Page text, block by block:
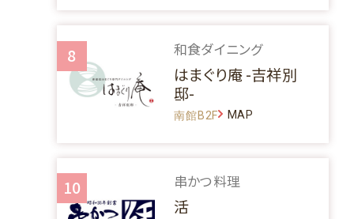
8 和食ダイニング
はまぐり庵 -吉祥別
邸-
南館B2F MAP
10 串かつ料理
活